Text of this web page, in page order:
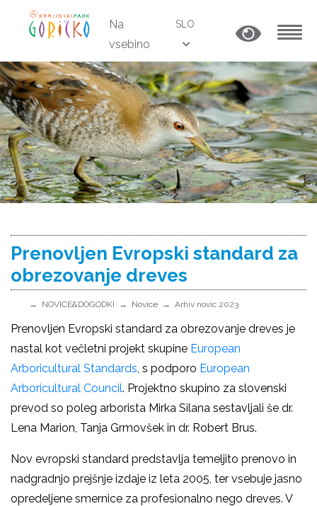
Na
vsebino
SLO
Prenovljen Evropski standard za
obrezovanje dreves
NOVICE&DOGODKI Novice Arhiv novic 2023
Prenovljen Evropski standard za obrezovanje dreves je
nastal kot večletni projekt skupine European
Arboricultural Standards, s podporo European
Arboricultural Council. Projektno skupino za slovenski
prevod so poleg arborista Mirka Silana sestavljali še dr.
Lena Marion, Tanja Grmovšek in dr. Robert Brus.
Nov evropski standard predstavlja temeljito prenovo in
nadgradnjo prejšnje izdaje iz leta 2005, ter vsebuje jasno
opredeljene smernice za profesionalno nego dreves. V